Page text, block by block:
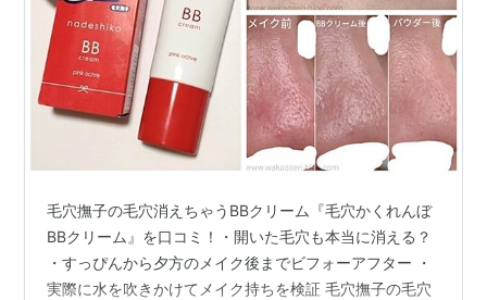
毛穴撫子の毛穴消えちゃうBBクリーム『毛穴かくれんぼ
BBクリーム』を口コミ！・開いた毛穴も本当に消える？
・すっぴんから夕方のメイク後までビフォーアフター ・
実際に水を吹きかけてメイク持ちを検証 毛穴撫子の毛穴